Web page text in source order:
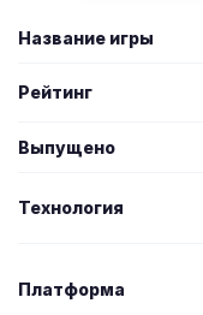
Название игры
Рейтинг
Выпущено
Технология
Платформа